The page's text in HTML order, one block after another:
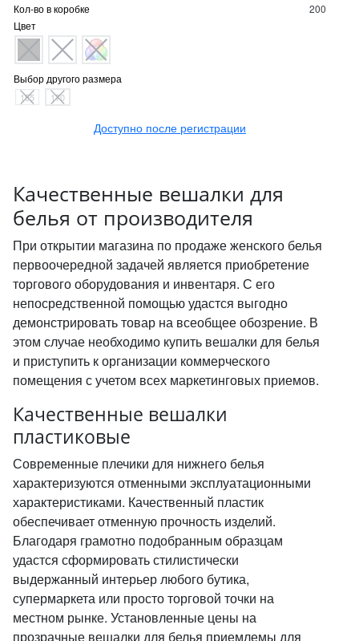
Кол-во в коробке
200
Цвет
Выбор другого размера
155 170
Доступно после регистрации
Качественные вешалки для
белья от производителя
При открытии магазина по продаже женского белья
первоочередной задачей является приобретение
торгового оборудования и инвентаря. С его
непосредственной помощью удастся выгодно
демонстрировать товар на всеобщее обозрение. В
этом случае необходимо купить вешалки для белья
и приступить к организации коммерческого
помещения с учетом всех маркетинговых приемов.
Качественные вешалки
пластиковые
Современные плечики для нижнего белья
характеризуются отменными эксплуатационными
характеристиками. Качественный пластик
обеспечивает отменную прочность изделий.
Благодаря грамотно подобранным образцам
удастся сформировать стилистически
выдержанный интерьер любого бутика,
супермаркета или просто торговой точки на
местном рынке. Установленные цены на
прозрачные вешалки для белья приемлемы для